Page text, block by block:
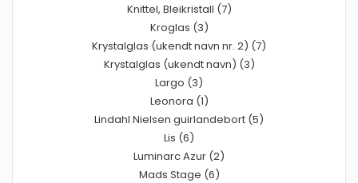
Knittel, Bleikristall (7)
Kroglas (3)
Krystalglas (ukendt navn nr. 2) (7)
Krystalglas (ukendt navn) (3)
Largo (3)
Leonora (1)
Lindahl Nielsen guirlandebort (5)
Lis (6)
Luminarc Azur (2)
Mads Stage (6)